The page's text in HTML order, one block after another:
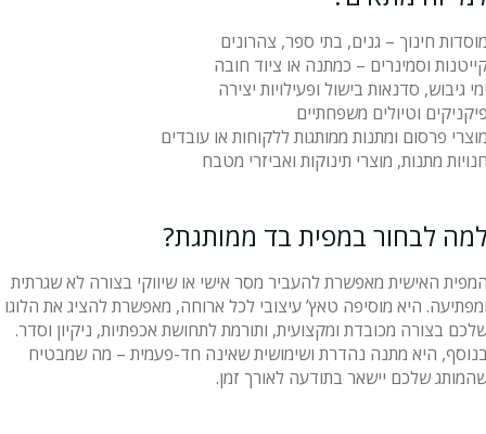
חינוך – גנים, בתי ספר, צהרונים
וסמינרים – כמתנה או ציוד חובה
גיבוש, סדנאות בישול ופעילויות יצירה
וטיולים משפחתיים
פרסום ומתנות ממותגות ללקוחות או עובדים
מתנות, מוצרי תינוקות ואביזרי מטבח
לבחור במפית בד ממותגת?
האישית מאפשרת להעביר מסר אישי או שיווקי בצורה לא שגרתית
היא מוסיפה טאץ’ עיצובי לכל ארוחה, מאפשרת להציג את הלוגו
בצורה מכובדת ומקצועית, ותורמת לתחושת אכפתיות, ניקיון וסדר.
היא מתנה נהדרת ושימושית שאינה חד-פעמית – מה שמבטיח
שלכם יישאר בתודעה לאורך זמן.